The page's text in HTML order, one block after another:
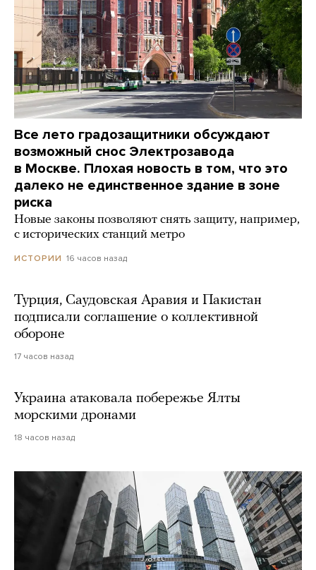
Все лето градозащитники обсуждают
возможный снос Электрозавода
в Москве. Плохая новость в том, что это
далеко не единственное здание в зоне
риска
Новые законы позволяют снять защиту, например,
с исторических станций метро
ИСТОРИИ 16 часов назад
Турция, Саудовская Аравия и Пакистан
подписали соглашение о коллективной
обороне
17 часов назад
Украина атаковала побережье Ялты
морскими дронами
18 часов назад